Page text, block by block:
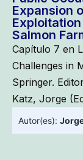
Expansion
Salmon
Capítulo 7 en
Challenges in
Springer.
Katz, Jorge
Autor(es):